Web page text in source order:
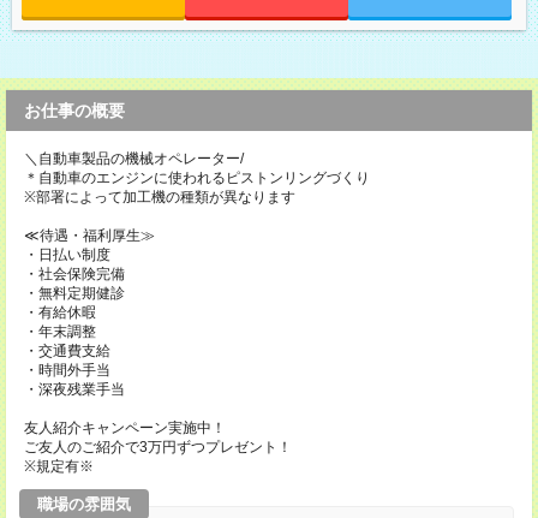
お仕事の概要
＼自動車製品の機械オペレーター/
＊自動車のエンジンに使われるピストンリングづくり
※部署によって加工機の種類が異なります
≪待遇・福利厚生≫
・日払い制度
・社会保険完備
・無料定期健診
・有給休暇
・年末調整
・交通費支給
・時間外手当
・深夜残業手当
友人紹介キャンペーン実施中！
ご友人のご紹介で3万円ずつプレゼント！
※規定有※
職場の雰囲気